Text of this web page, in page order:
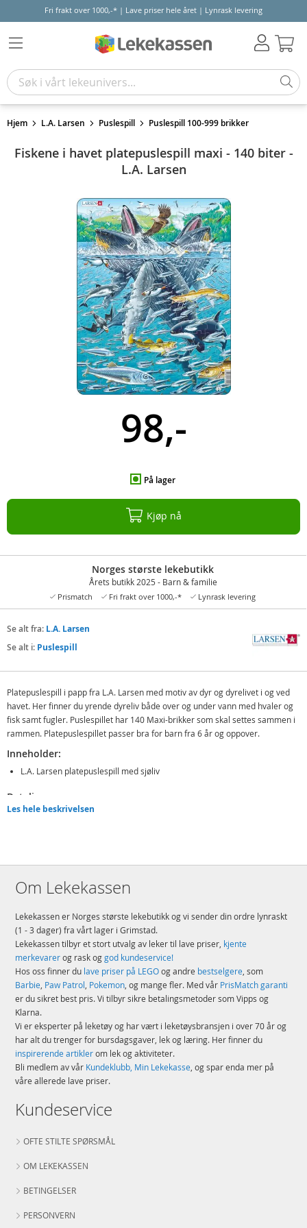
Fri frakt over 1000,-* | Lave priser hele året | Lynrask levering
Hjem L.A. Larsen Puslespill Puslespill 100-999 brikker
Fiskene i havet platepuslespill maxi - 140 biter -
L.A. Larsen
98,-
På lager
Kjøp nå
Norges største lekebutikk
Årets butikk 2025 - Barn & familie
Prismatch Fri frakt over 1000,-* Lynrask levering
Se alt fra: L.A. Larsen
Se alt i: Puslespill
Platepuslespill i papp fra L.A. Larsen med motiv av dyr og dyrelivet i og ved
havet. Her finner du yrende dyreliv både over og under vann med hvaler og
fisk samt fugler. Puslespillet har 140 Maxi-brikker som skal settes sammen i
rammen. Platepuslespillet passer bra for barn fra 6 år og oppover.
Inneholder:
L.A. Larsen platepuslespill med sjøliv
Detaljer:
Antall brikker: 140
Merke L.A. Larsen
Les hele beskrivelsen
Om Lekekassen
Lekekassen er Norges største lekebutikk og vi sender din ordre lynraskt
(1 - 3 dager) fra vårt lager i Grimstad.
Lekekassen tilbyr et stort utvalg av leker til lave priser, kjente
merkevarerog rask oggod kundeservice!
Hos oss finner du lave priser på LEGOog andre bestselgere , som
Barbie Paw Patrol Pokemon , og mange fler. Med vår PrisMatch garanti
er du sikret best pris. Vi tilbyr sikre betalingsmetoder som Vipps og
Klarna.
Vi er eksperter på leketøy og har vært i leketøysbransjen i over 70 år og
har alt du trenger for bursdagsgaver, lek og læring. Her finner du
inspirerende artiklerom lek og aktiviteter.
Bli medlem av vår Kundeklubb, Min Lekekasse , og spar enda mer på
våre allerede lave priser.
Kundeservice
OFTE STILTE SPØRSMÅL
OM LEKEKASSEN
BETINGELSER
PERSONVERN